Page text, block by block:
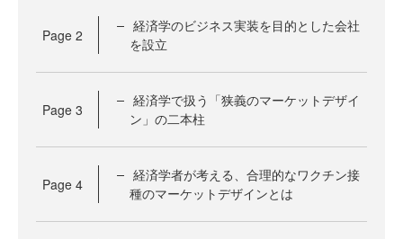
Page 2
経済学のビジネス実装を目的とした会社
を設立
Page 3
経済学で扱う「狭義のマーケットデザイ
ン」の二本柱
Page 4
経済学者が考える、合理的なワクチン接
種のマーケットデザインとは